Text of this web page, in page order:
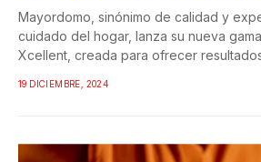
Mayordomo, sinónimo de calidad y
cuidado del hogar, lanza su nueva
Xcellent, creada para ofrecer
19 DICIEMBRE, 2024